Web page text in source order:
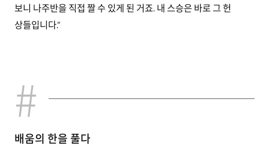
보니 나주반을 직접 짤 수 있게 된 거죠. 내 스승은 바로 그 헌
상들입니다.”
배움의 한을 풀다